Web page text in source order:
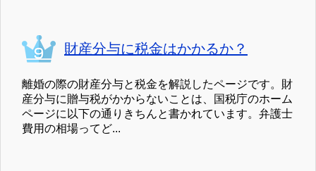
財産分与に税金はかかるか？
離婚の際の財産分与と税金を解説したページです。財
産分与に贈与税がかからないことは、国税庁のホーム
ページに以下の通りきちんと書かれています。弁護士
費用の相場ってど...